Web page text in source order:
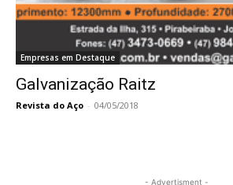
Empresas em Destaque
Galvanização Raitz
Revista do Aço - 04/05/2018
- Advertisment -